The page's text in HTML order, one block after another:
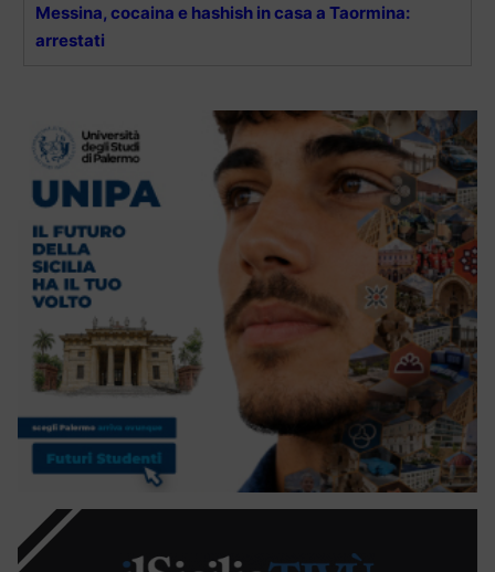
Messina, cocaina e hashish in casa a Taormina:
arrestati